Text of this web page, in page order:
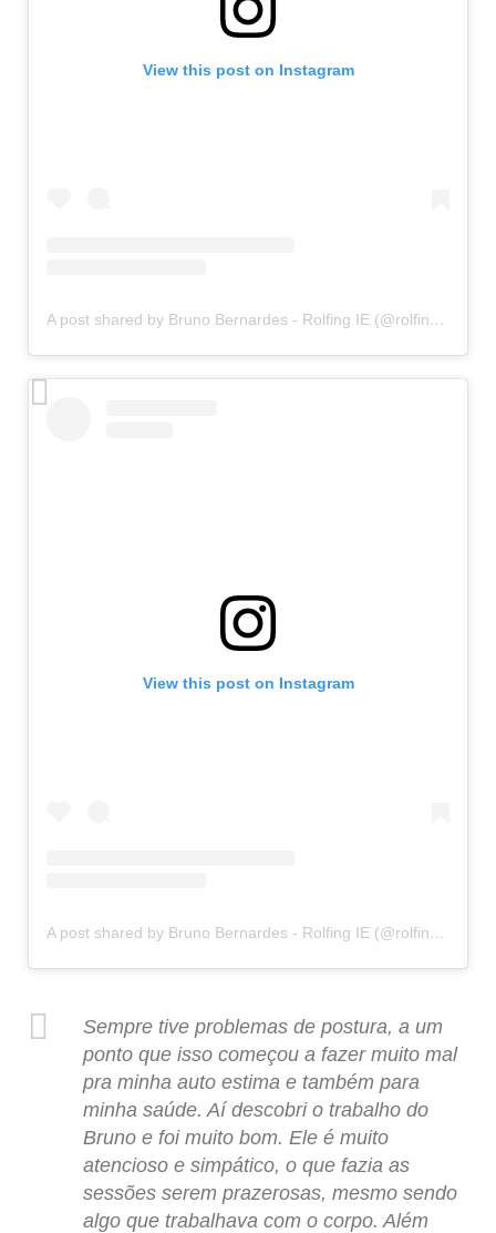
View this post on Instagram
A post shared by Bruno Bernardes - Rolfing IE (@rolfingcombruno)
View this post on Instagram
A post shared by Bruno Bernardes - Rolfing IE (@rolfingcombruno)
Sempre tive problemas de postura, a um
ponto que isso começou a fazer muito mal
pra minha auto estima e também para
minha saúde. Aí descobri o trabalho do
Bruno e foi muito bom. Ele é muito
atencioso e simpático, o que fazia as
sessões serem prazerosas, mesmo sendo
algo que trabalhava com o corpo. Além